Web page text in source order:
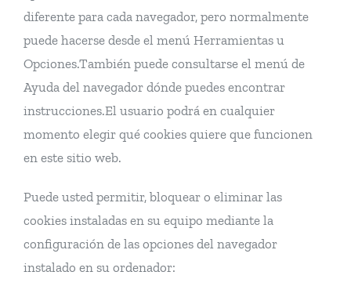
diferente para cada navegador, pero normalmente
puede hacerse desde el menú Herramientas u
Opciones.También puede consultarse el menú de
Ayuda del navegador dónde puedes encontrar
instrucciones.El usuario podrá en cualquier
momento elegir qué cookies quiere que funcionen
en este sitio web.
Puede usted permitir, bloquear o eliminar las
cookies instaladas en su equipo mediante la
configuración de las opciones del navegador
instalado en su ordenador: